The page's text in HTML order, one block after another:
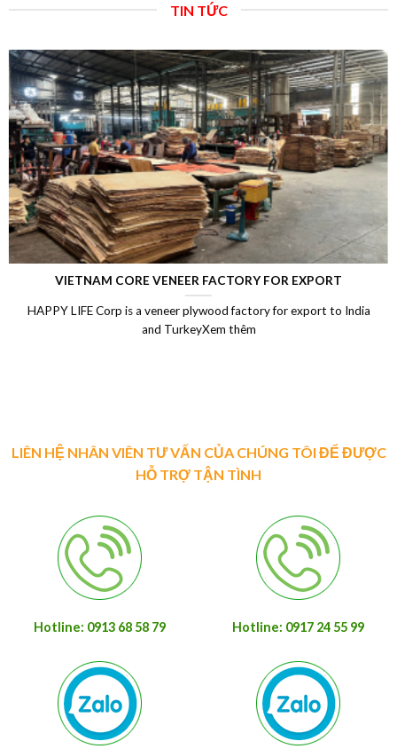
TIN TỨC
VIETNAM CORE VENEER FACTORY FOR EXPORT
HAPPY LIFE Corp is a veneer plywood factory for export to India
and TurkeyXem thêm
LIÊN HỆ NHÂN VIÊN TƯ VẤN CỦA CHÚNG TÔI ĐỂ ĐƯỢC
HỖ TRỢ TẬN TÌNH
Hotline: 0913 68 58 79 Hotline: 0917 24 55 99